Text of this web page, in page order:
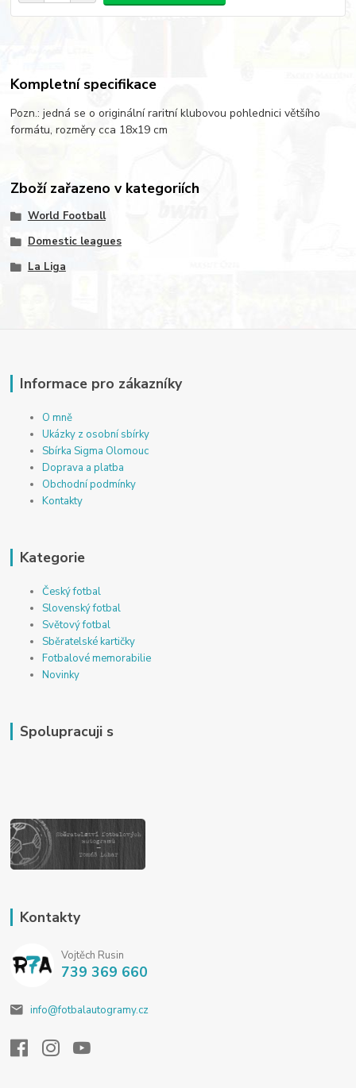
Kompletní specifikace
Pozn.: jedná se o originální raritní klubovou pohlednici většího
formátu, rozměry cca 18x19 cm
Zboží zařazeno v kategoriích
World Football
Domestic leagues
La Liga
Informace pro zákazníky
O mně
Ukázky z osobní sbírky
Sbírka Sigma Olomouc
Doprava a platba
Obchodní podmínky
Kontakty
Kategorie
Český fotbal
Slovenský fotbal
Světový fotbal
Sběratelské kartičky
Fotbalové memorabilie
Novinky
Spolupracuji s
Kontakty
Vojtěch Rusin
739 369 660
info@fotbalautogramy.cz